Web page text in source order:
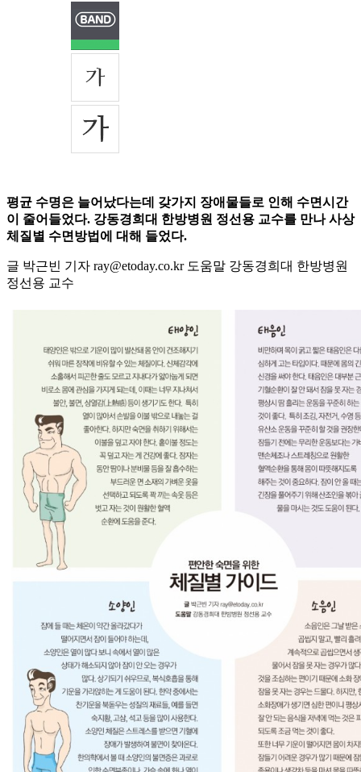
평균 수명은 늘어났다는데 갖가지 장애물들로 인해 수면시간
이 줄어들었다. 강동경희대 한방병원 정선용 교수를 만나 사상
체질별 수면방법에 대해 들었다.
글 박근빈 기자 ray@etoday.co.kr 도움말 강동경희대 한방병원
정선용 교수